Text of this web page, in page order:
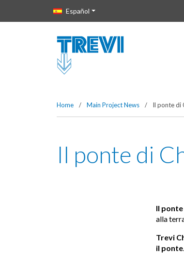
Español
Home / Main Project News / Il ponte di
Il ponte di
Il
alla
Trevi
il ponte.